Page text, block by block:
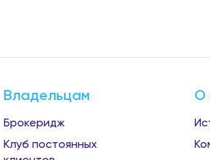
Владельцам
Брокеридж
Клуб постоянных
О